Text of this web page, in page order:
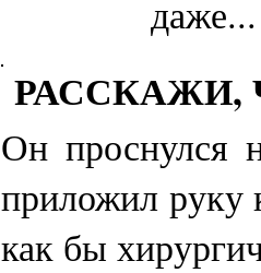
РАССКАЖИ,
Он проснулся
приложил руку
как бы